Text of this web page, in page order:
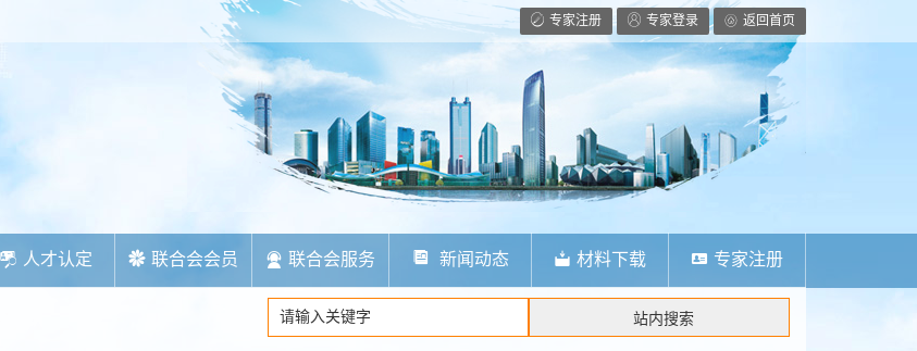
专家注册 专家登录 返回首页
人才认定 联合会会员 联合会服务 新闻动态 材料下载 专家注册